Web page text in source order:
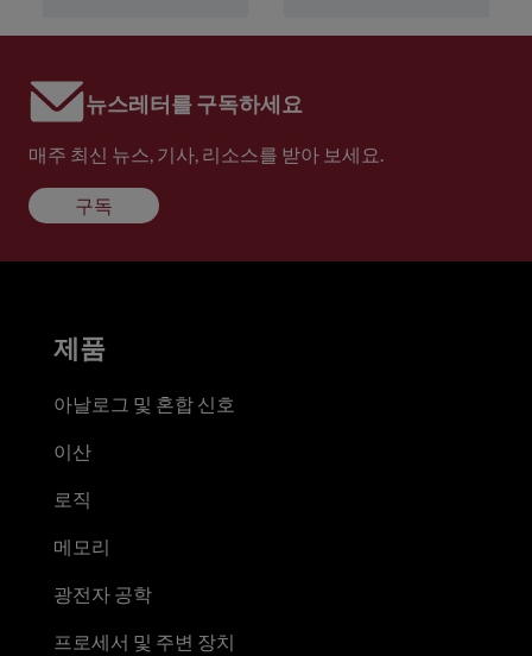
뉴스레터를 구독하세요
매주 최신 뉴스, 기사, 리소스를 받아 보세요.
구독
제품
아날로그 및 혼합 신호
이산
로직
메모리
광전자 공학
프로세서 및 주변 장치